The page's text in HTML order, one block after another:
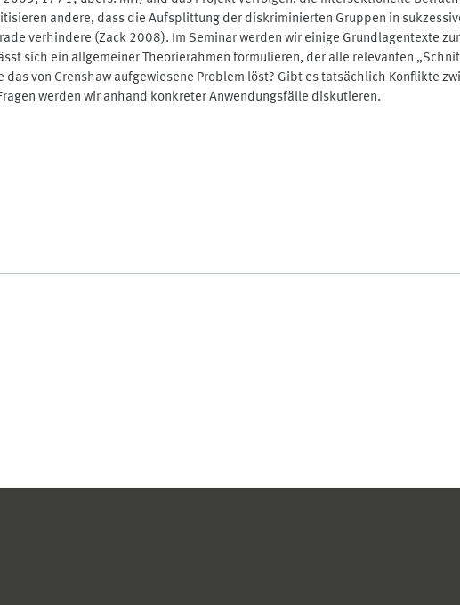
andere, dass die Aufsplittung der diskriminierten Gruppen in
verhindere (Zack 2008). Im Seminar werden wir einige Grundlagentexte
sich ein allgemeiner Theorierahmen formulieren, der alle relevanten
von Crenshaw aufgewiesene Problem löst? Gibt es tatsächlich Konflikte
werden wir anhand konkreter Anwendungsfälle diskutieren.